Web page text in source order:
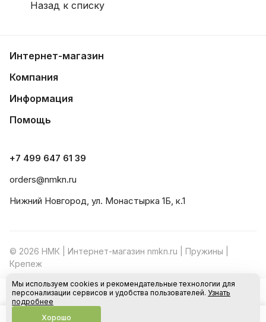
В корзину
Назад к списку
Интернет-магазин
Компания
Информация
Помощь
+7 499 647 61 39
orders@nmkn.ru
Нижний Новгород, ул. Монастырка 1Б, к.1
© 2026 НМК | Интернет-магазин nmkn.ru | Пружины |
Крепеж
Конфиденциальность Оферта
Мы используем cookies и рекомендательные технологии для
персонализации сервисов и удобства пользователей. Узнать
подробнее
Хорошо